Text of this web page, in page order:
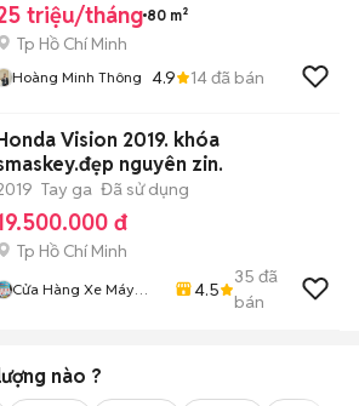
triệu/tháng 80 m²
Tp Hồ Chí Minh
Hoàng Minh Thông 4.9 14đã bán
Vision 2019. khóa
nguyên zin.
Tay ga Đã sử dụng
đ
Tp Hồ Chí Minh
Cửa Hàng Xe Máy
4.5
35 đã
bán
nào ?